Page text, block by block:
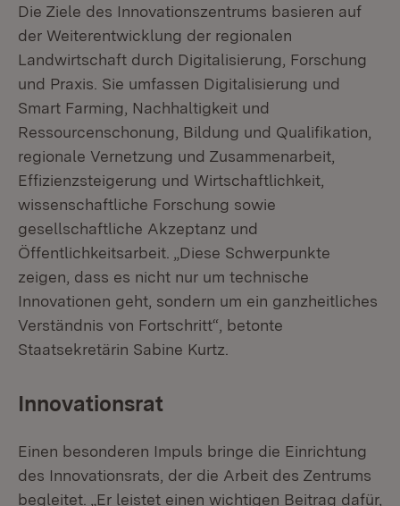
Die Ziele des Innovationszentrums basieren auf
der Weiterentwicklung der regionalen
Landwirtschaft durch Digitalisierung, Forschung
und Praxis. Sie umfassen Digitalisierung und
Smart Farming, Nachhaltigkeit und
Ressourcenschonung, Bildung und Qualifikation,
regionale Vernetzung und Zusammenarbeit,
Effizienzsteigerung und Wirtschaftlichkeit,
wissenschaftliche Forschung sowie
gesellschaftliche Akzeptanz und
Öffentlichkeitsarbeit. „Diese Schwerpunkte
zeigen, dass es nicht nur um technische
Innovationen geht, sondern um ein ganzheitliches
Verständnis von Fortschritt“, betonte
Staatsekretärin Sabine Kurtz.
Innovationsrat
Einen besonderen Impuls bringe die Einrichtung
des Innovationsrats, der die Arbeit des Zentrums
begleitet. „Er leistet einen wichtigen Beitrag dafür,